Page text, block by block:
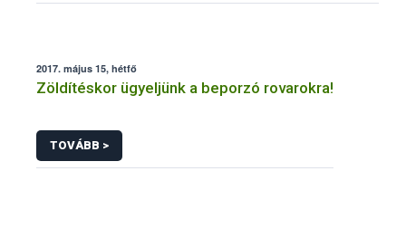
2017. május 15, hétfő
Zöldítéskor ügyeljünk a beporzó rovarokra!
TOVÁBB >